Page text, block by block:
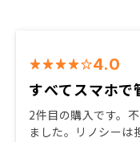
4.0
すべてスマホで
2件目の購入です。
ました。リノシーは